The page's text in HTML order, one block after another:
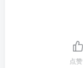
点赞